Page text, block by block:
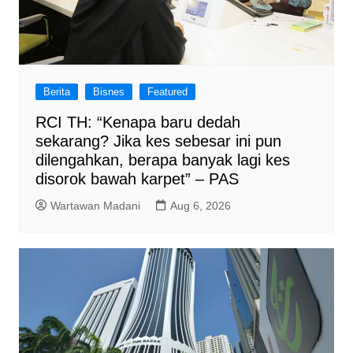
Berita Bisnes Featured
RCI TH: “Kenapa baru dedah
sekarang? Jika kes sebesar ini pun
dilengahkan, berapa banyak lagi kes
disorok bawah karpet” – PAS
Wartawan Madani Aug 6, 2026